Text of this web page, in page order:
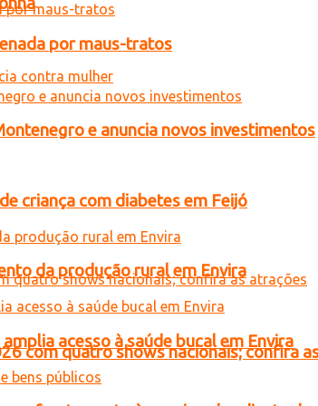
com quatro shows nacionais; confira
por maus-tratos
e anuncia novos investimentos
criança com diabetes em Feijó
da produção rural em Envira
acesso à saúde bucal em Envira